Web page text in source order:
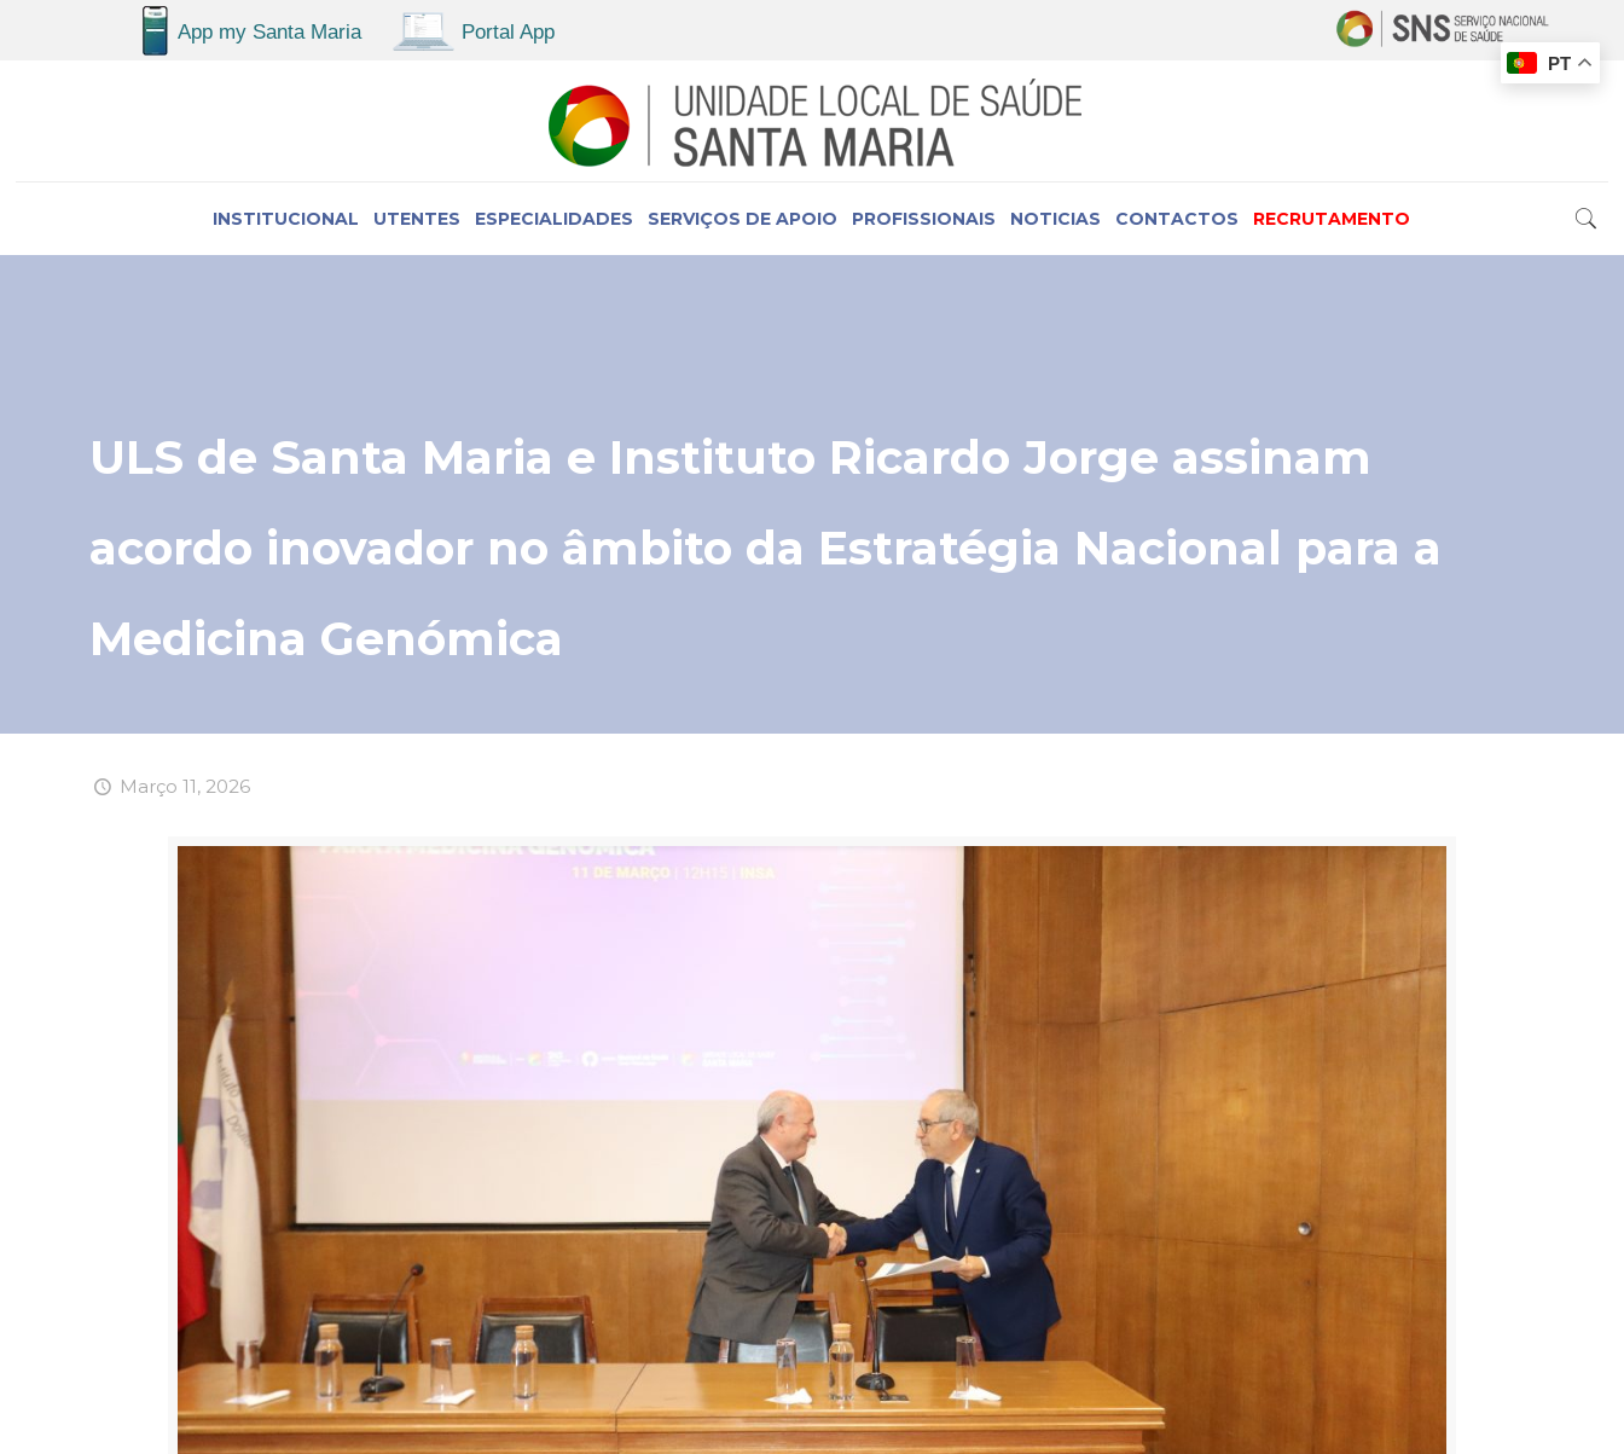
INSTITUCIONAL UTENTES ESPECIALIDADES SERVIÇOS DE APOIO PROFISSIONAIS NOTICIAS CONTACTOS RECRUTAMENTO
ULS de Santa Maria e Instituto Ricardo Jorge assinam
acordo inovador no âmbito da Estratégia Nacional para a
Medicina Genómica
Março 11, 2026
PT